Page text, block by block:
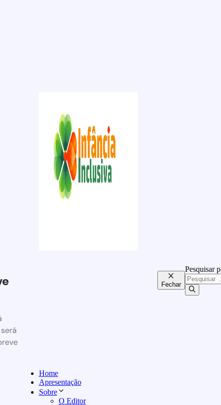
Home
Apresentação
Sobre
O Editor
Fechar
Pesquisar